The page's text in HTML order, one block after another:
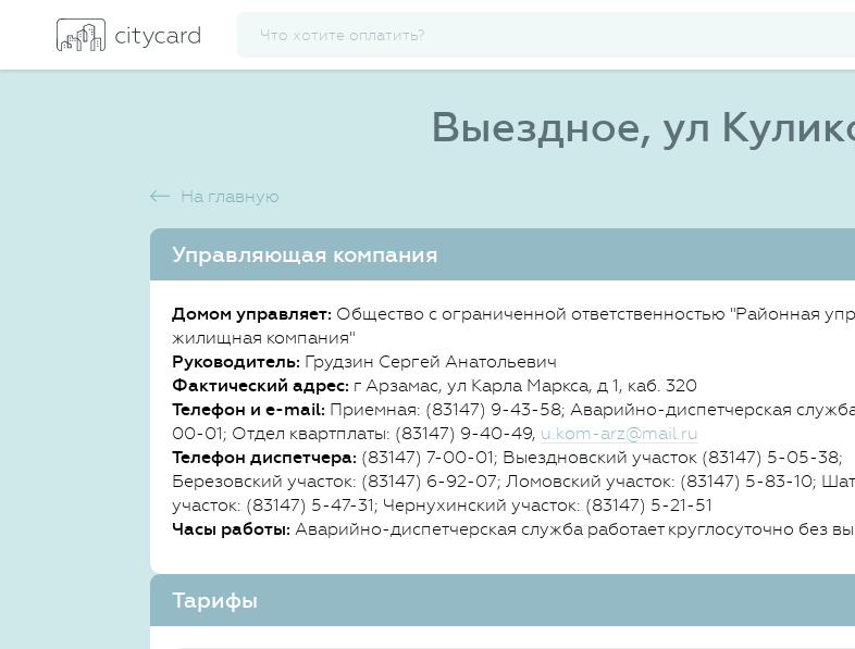
Выездное, ул
На главную
Управляющая компания
Домом управляет: Общество с ограниченной ответственностью "Районная
жилищная компания"
Руководитель: Грудзин Сергей Анатольевич
Фактический адрес: г Арзамас, ул Карла Маркса, д 1, каб. 320
Телефон и e-mail: Приемная: (83147) 9-43-58; Аварийно-диспетчерская
00-01; Отдел квартплаты: (83147) 9-40-49, u.kom-arz@mail.ru
Телефон диспетчера: (83147) 7-00-01; Выездновский участок (83147) 5-05-38;
Березовский участок: (83147) 6-92-07; Ломовский участок: (83147) 5-83-10;
участок: (83147) 5-47-31; Чернухинский участок: (83147) 5-21-51
Часы работы: Аварийно-диспетчерская служба работает круглосуточно без
Тарифы